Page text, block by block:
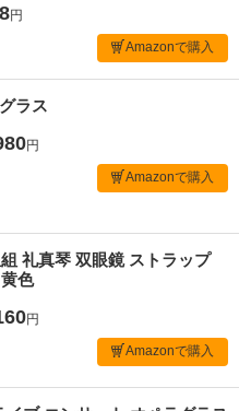
円
Amazonで購入
ラス
円
Amazonで購入
礼真琴 双眼鏡 ストラップ
色
円
Amazonで購入